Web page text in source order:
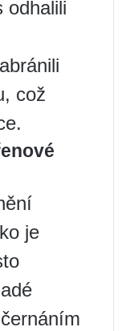
odhalili
což
je